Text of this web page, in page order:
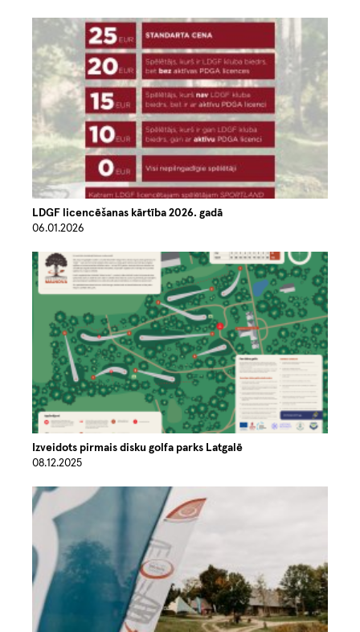
Image
LDGF licencēšanas kārtība 2026. gadā
06.01.2026
Image
Izveidots pirmais disku golfa parks Latgalē
08.12.2025
Image